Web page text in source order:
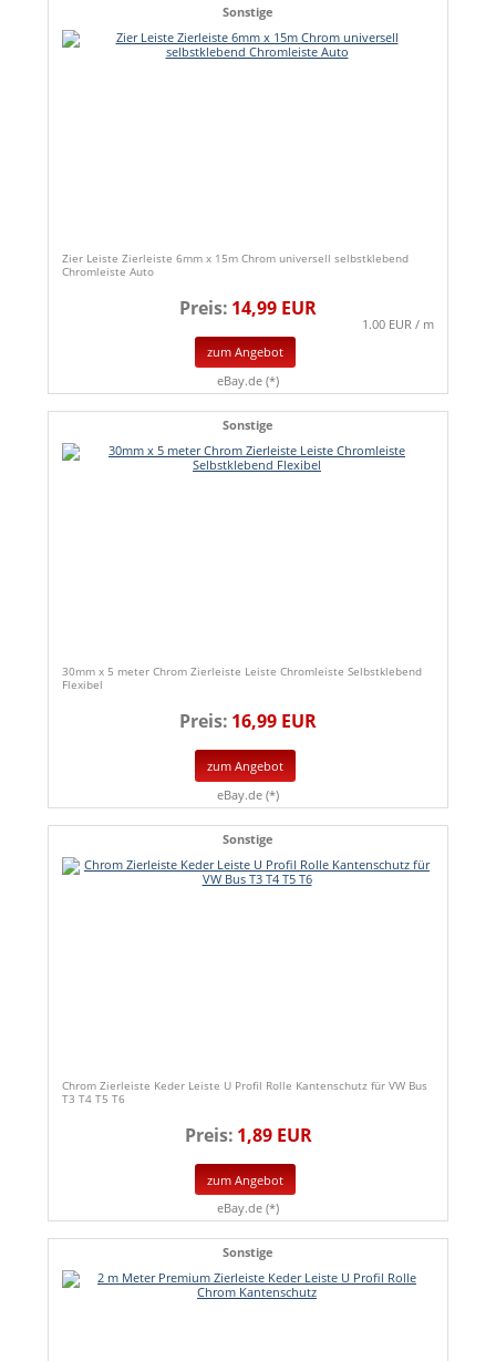
Sonstige
Zier Leiste Zierleiste 6mm x 15m Chrom universell selbstklebend
Chromleiste Auto
Preis: 14,99 EUR
1.00 EUR / m
zum Angebot
eBay.de (*)
Sonstige
30mm x 5 meter Chrom Zierleiste Leiste Chromleiste Selbstklebend
Flexibel
Preis: 16,99 EUR
zum Angebot
eBay.de (*)
Sonstige
Chrom Zierleiste Keder Leiste U Profil Rolle Kantenschutz für VW Bus
T3 T4 T5 T6
Preis: 1,89 EUR
zum Angebot
eBay.de (*)
Sonstige